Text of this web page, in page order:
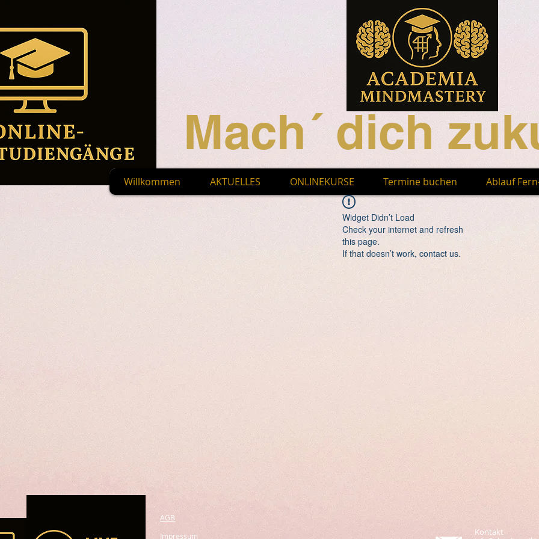
Mach´ dich
Willkommen AKTUELLES ONLINEKURSE Termine buchen Ablauf
Widget Didn’t Load
Check your internet and refresh
this page.
If that doesn’t work, contact us.
AGB
Impressum
Kontakt